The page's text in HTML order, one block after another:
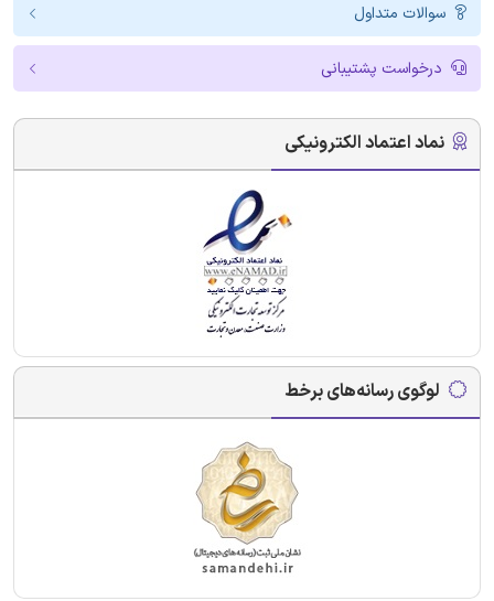
سوالات متداول
درخواست پشتیبانی
نماد اعتماد الکترونیکی
لوگوی رسانه‌های برخط